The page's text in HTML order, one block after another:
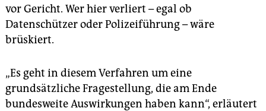
vor Gericht. Wer hier verliert – egal ob
Datenschützer oder Polizeiführung – wäre
brüskiert.
„Es geht in diesem Verfahren um eine
grundsätzliche Fragestellung, die am Ende
bundesweite Auswirkungen haben kann“, erläutert